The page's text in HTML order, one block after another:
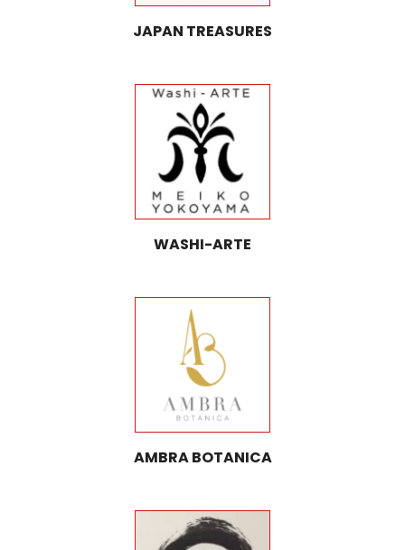
JAPAN TREASURES
WASHI-ARTE
AMBRA BOTANICA